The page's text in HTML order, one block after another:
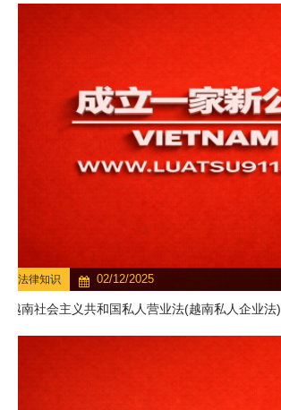
法律知识 02/12/2025
越南社会主义共和国私人营业法(越南私人企业法)